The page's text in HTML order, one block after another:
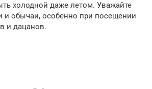
холодной даже летом. Уважайте
и обычаи, особенно при посещении
и дацанов.